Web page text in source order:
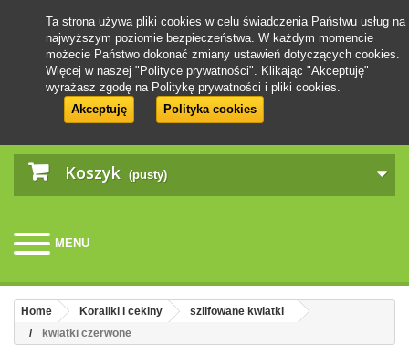
Koszyk (pusty)
MENU
Ta strona używa pliki cookies w celu świadczenia Państwu usług na
najwyższym poziomie bezpieczeństwa. W każdym momencie
możecie Państwo dokonać zmiany ustawień dotyczących cookies.
Więcej w naszej "Polityce prywatności". Klikając "Akceptuję"
wyrażasz zgodę na Politykę prywatności i pliki cookies.
Akceptuję
Polityka cookies
Home Koraliki i cekiny
szlifowane kwiatki
kwiatki czerwone